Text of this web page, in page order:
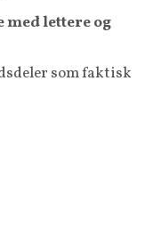
med lettere og
som faktisk